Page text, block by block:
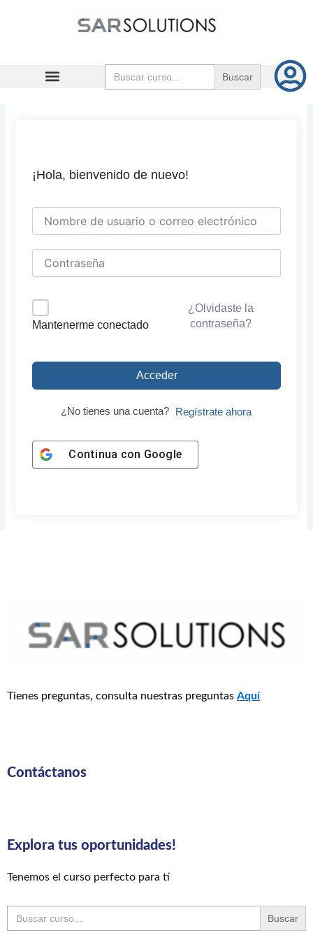
Buscar:
¡Hola, bienvenido de nuevo!
Mantenerme conectado
¿Olvidaste la
contraseña?
Acceder
¿No tienes una cuenta? Regístrate ahora
Continua con Google
Tienes preguntas, consulta nuestras preguntas Aquí
Contáctanos
Explora tus oportunidades!
Tenemos el curso perfecto para tí
Buscar: